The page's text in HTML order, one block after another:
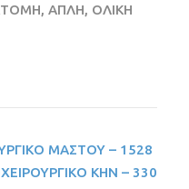
ΑΠΛΗ, ΟΛΙΚΗ
ΜΑΣΤΟΥ – 1528
ΚΗΝ – 330